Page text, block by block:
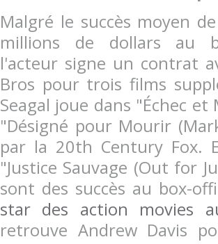
Malgré le succès moyen
millions de dollars au
l'acteur signe un contrat
Bros pour trois films
Seagal joue dans "Échec
"Désigné pour Mourir
par la 20th Century Fox.
"Justice Sauvage (Out for
sont des succès au box-
star des action movies
retrouve Andrew Davis